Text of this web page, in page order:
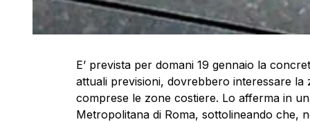
E’ prevista per domani 19 gennaio la
attuali previsioni, dovrebbero interessare
comprese le zone costiere. Lo afferma in
Metropolitana di Roma, sottolineando che,